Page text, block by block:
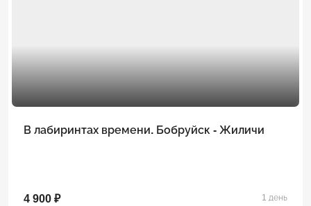
В лабиринтах времени. Бобруйск - Жиличи
4 900 ₽ 1 день